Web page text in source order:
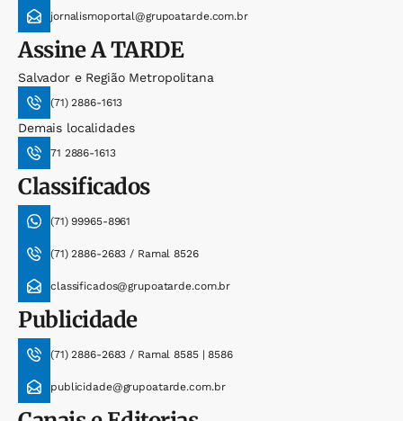
jornalismoportal@grupoatarde.com.br
AssineA TARDE
Salvador e Região Metropolitana
(71) 2886-1613
Demais localidades
71 2886-1613
Classificados
(71) 99965-8961
(71) 2886-2683 / Ramal 8526
classificados@grupoatarde.com.br
Publicidade
(71) 2886-2683 / Ramal 8585 | 8586
publicidade@grupoatarde.com.br